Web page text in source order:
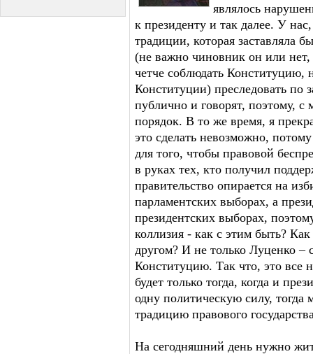
являлось
к президенту и так далее. У
традиции, которая заставляла
(не важно чиновник он или
четче соблюдать
Конституции) преследовать по
публично и говорят, поэтому, с
порядок. В то же время, я
это сделать невозможно,
для того, чтобы правовой
в руках тех, кто получил
правительство опирается на
парламентских выборах, а
президентских выборах,
коллизия - как с этим быть?
другом? И не только Луценко –
Конституцию. Так что, это все
будет только тогда, когда и
одну политическую силу,
традицию правового
На сегодняшний день нужно